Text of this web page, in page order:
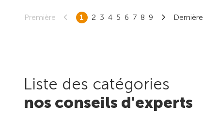
Première 1 2 3 4 5 6 7 8 9 Dernière
Liste des catégories
nos conseils d'experts